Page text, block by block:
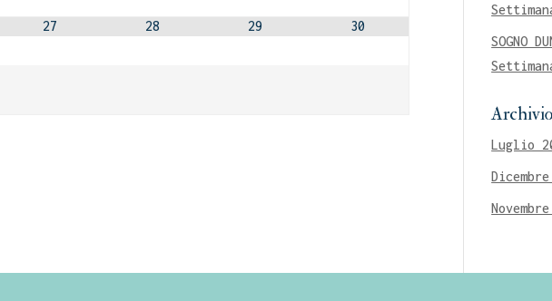
27 28 29 30
SOGNO
Archivio
Luglio